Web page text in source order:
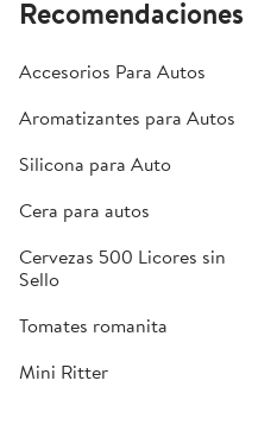
Recomendaciones
Accesorios Para Autos
Aromatizantes para Autos
Silicona para Auto
Cera para autos
Cervezas 500 Licores sin
Sello
Tomates romanita
Mini Ritter